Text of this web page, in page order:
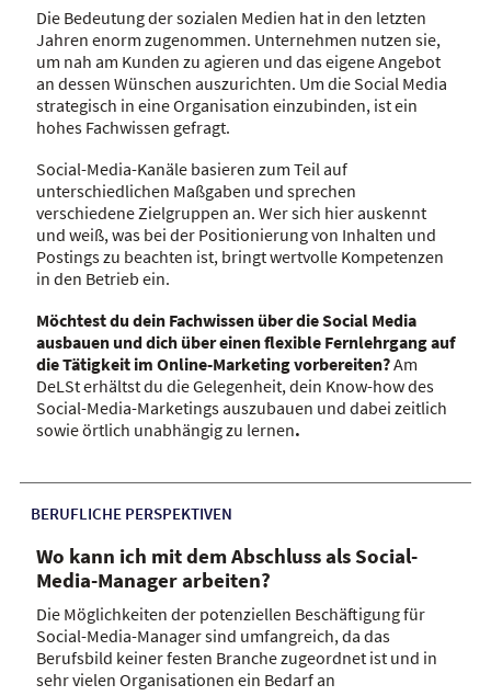
Die Bedeutung der sozialen Medien hat in den letzten
Jahren enorm zugenommen. Unternehmen nutzen sie,
um nah am Kunden zu agieren und das eigene Angebot
an dessen Wünschen auszurichten. Um die Social Media
strategisch in eine Organisation einzubinden, ist ein
hohes Fachwissen gefragt.
Social-Media-Kanäle basieren zum Teil auf
unterschiedlichen Maßgaben und sprechen
verschiedene Zielgruppen an. Wer sich hier auskennt
und weiß, was bei der Positionierung von Inhalten und
Postings zu beachten ist, bringt wertvolle Kompetenzen
in den Betrieb ein.
Möchtest du dein Fachwissen über die Social Media
ausbauen und dich über einen flexible Fernlehrgang auf
die Tätigkeit im Online-Marketing vorbereiten?Am
DeLSt erhältst du die Gelegenheit, dein Know-how des
Social-Media-Marketings auszubauen und dabei zeitlich
sowie örtlich unabhängig zu lernen.
BERUFLICHE PERSPEKTIVEN
Wo kann ich mit dem Abschluss als Social-
Media-Manager arbeiten?
Die Möglichkeiten der potenziellen Beschäftigung für
Social-Media-Manager sind umfangreich, da das
Berufsbild keiner festen Branche zugeordnet ist und in
sehr vielen Organisationen ein Bedarf an